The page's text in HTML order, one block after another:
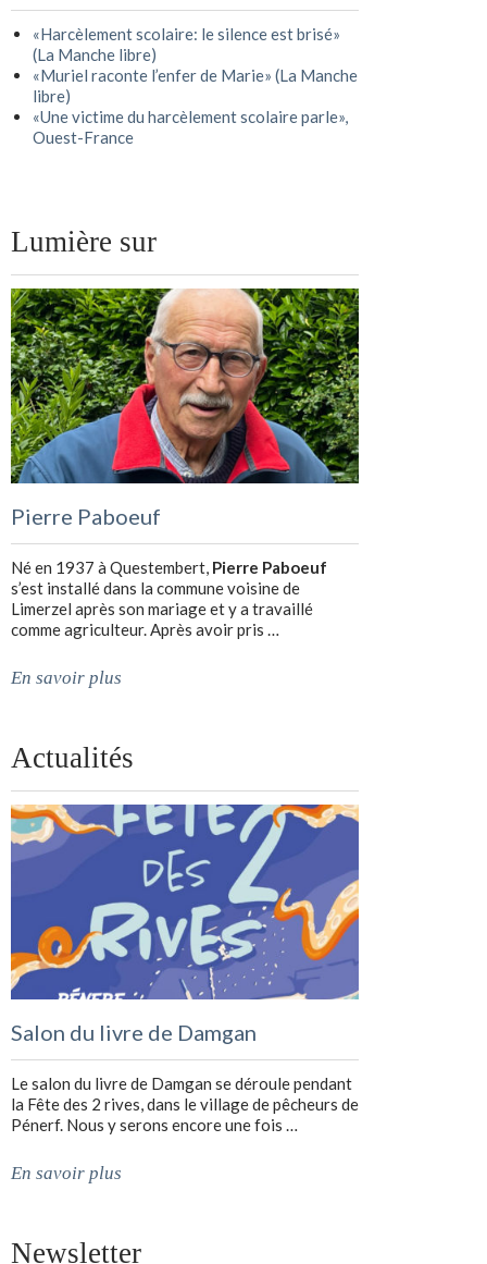
«Harcèlement scolaire: le silence est brisé»
(La Manche libre)
«Muriel raconte l’enfer de Marie» (La Manche
libre)
«Une victime du harcèlement scolaire parle»,
Ouest-France
Lumière sur
Pierre Paboeuf
Né en 1937 à Questembert, Pierre Paboeuf
s’est installé dans la commune voisine de
Limerzel après son mariage et y a travaillé
comme agriculteur. Après avoir pris …
En savoir plus
Actualités
Salon du livre de Damgan
Le salon du livre de Damgan se déroule pendant
la Fête des 2 rives, dans le village de pêcheurs de
Pénerf. Nous y serons encore une fois …
En savoir plus
Newsletter